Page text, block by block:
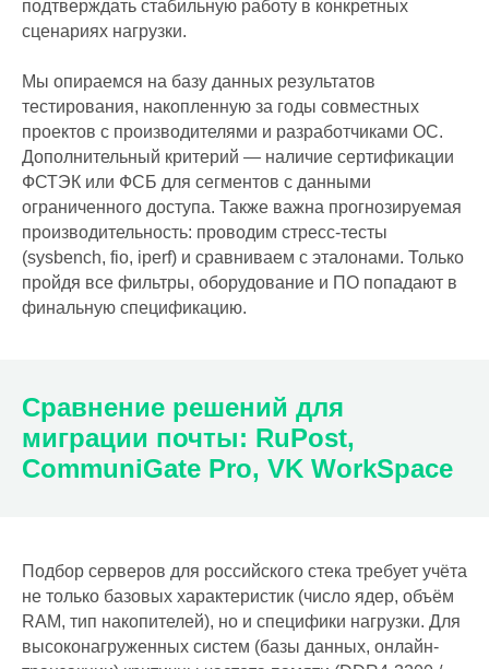
подтверждать стабильную работу в конкретных
сценариях нагрузки.
Мы опираемся на базу данных результатов
тестирования, накопленную за годы совместных
проектов с производителями и разработчиками ОС.
Дополнительный критерий — наличие сертификации
ФСТЭК или ФСБ для сегментов с данными
ограниченного доступа. Также важна прогнозируемая
производительность: проводим стресс-тесты
(sysbench, fio, iperf) и сравниваем с эталонами. Только
пройдя все фильтры, оборудование и ПО попадают в
финальную спецификацию.
Сравнение решений для
миграции почты: RuPost,
CommuniGate Pro, VK WorkSpace
Подбор серверов для российского стека требует учёта
не только базовых характеристик (число ядер, объём
RAM, тип накопителей), но и специфики нагрузки. Для
высоконагруженных систем (базы данных, онлайн-